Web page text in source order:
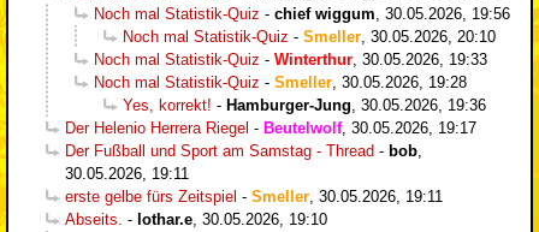
Noch mal Statistik-Quiz - chief wiggum, 30.05.2026, 19:56
Noch mal Statistik-Quiz - Smeller, 30.05.2026, 20:10
Noch mal Statistik-Quiz - Winterthur, 30.05.2026, 19:33
Noch mal Statistik-Quiz - Smeller, 30.05.2026, 19:28
Yes, korrekt! - Hamburger-Jung, 30.05.2026, 19:36
Der Helenio Herrera Riegel - Beutelwolf, 30.05.2026, 19:17
Der Fußball und Sport am Samstag - Thread - bob,
30.05.2026, 19:11
erste gelbe fürs Zeitspiel - Smeller, 30.05.2026, 19:11
Abseits. - lothar.e, 30.05.2026, 19:10